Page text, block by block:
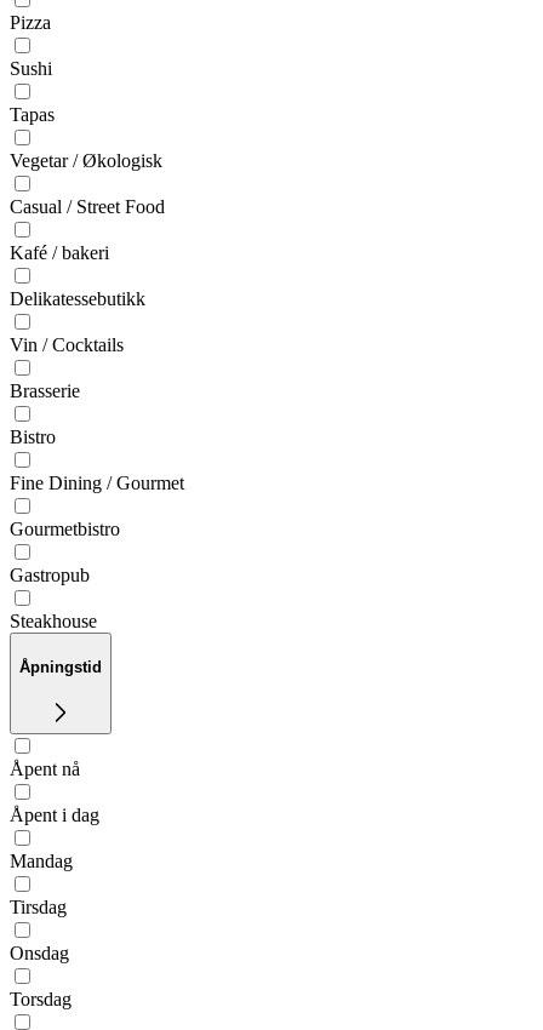
Pizza
Sushi
Tapas
Vegetar / Økologisk
Casual / Street Food
Kafé / bakeri
Delikatessebutikk
Vin / Cocktails
Brasserie
Bistro
Fine Dining / Gourmet
Gourmetbistro
Gastropub
Steakhouse
Åpningstid
Åpent nå
Åpent i dag
Mandag
Tirsdag
Onsdag
Torsdag